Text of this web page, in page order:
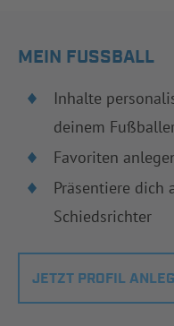
MEIN FUSSBALL
Inhalte
deinem
Favoriten
Präsentiere dich
Schiedsrichter
JETZT PROFIL